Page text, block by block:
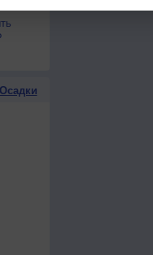
Осадки